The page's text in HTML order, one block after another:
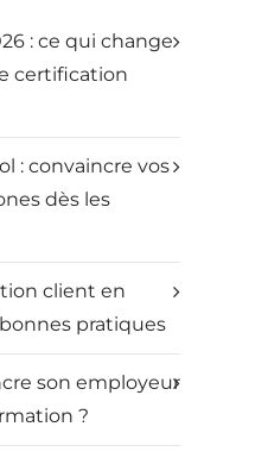
: ce qui change
certification
: convaincre vos
dès les
client en
pratiques
son employeur
?